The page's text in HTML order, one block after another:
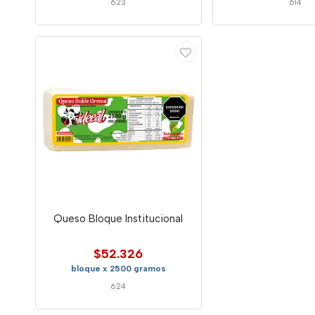
623 614
Queso Bloque Institucional
$52.326
bloque x 2500 gramos
624